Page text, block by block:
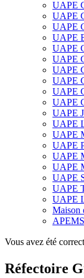
UAPE
UAPE
UAPE
UAPE
UAPE
UAPE
UAPE
UAPE
UAPE
UAPE
UAPE
UAPE
UAPE
UAPE
UAPE
UAPE
UAPE
UAPE
UAPE
Maison
Vous avez été
Réfectoire